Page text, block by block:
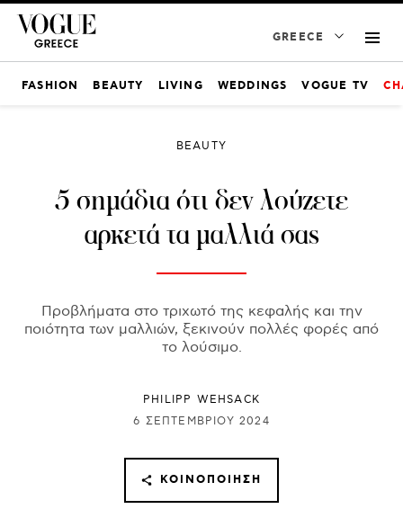
GREECE
FASHION BEAUTY LIVING WEDDINGS VOGUE TV
BEAUTY
5 σημάδια ότι δεν λούζετε
αρκετά τα μαλλιά σας
Προβλήματα στο τριχωτό της κεφαλής και την
ποιότητα των μαλλιών, ξεκινούν πολλές φορές από
το λούσιμο.
PHILIPP WEHSACK
6 ΣΕΠΤΕΜΒΡΊΟΥ 2024
ΚΟΙΝΟΠΟΊΗΣΗ